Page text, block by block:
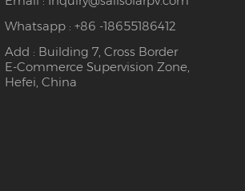
Whatsapp : +86 -18655186412
Add : Building 7, Cross Border
E-Commerce Supervision Zone,
Hefei, China